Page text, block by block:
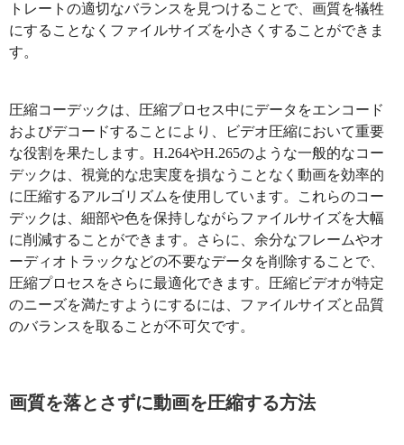
トレートの適切なバランスを見つけることで、画質を犠牲
にすることなくファイルサイズを小さくすることができま
す。
圧縮コーデックは、圧縮プロセス中にデータをエンコード
およびデコードすることにより、ビデオ圧縮において重要
な役割を果たします。H.264やH.265のような一般的なコー
デックは、視覚的な忠実度を損なうことなく動画を効率的
に圧縮するアルゴリズムを使用しています。これらのコー
デックは、細部や色を保持しながらファイルサイズを大幅
に削減することができます。さらに、余分なフレームやオ
ーディオトラックなどの不要なデータを削除することで、
圧縮プロセスをさらに最適化できます。圧縮ビデオが特定
のニーズを満たすようにするには、ファイルサイズと品質
のバランスを取ることが不可欠です。
画質を落とさずに動画を圧縮する方法